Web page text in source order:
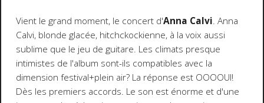
Vient le grand moment, le concert d'Anna Calvi. Anna
Calvi, blonde glacée, hitchckockienne, à la voix aussi
sublime que le jeu de guitare. Les climats presque
intimistes de l'album sont-ils compatibles avec la
dimension festival+plein air? La réponse est OOOOUI!
Dès les premiers accords. Le son est énorme et d'une